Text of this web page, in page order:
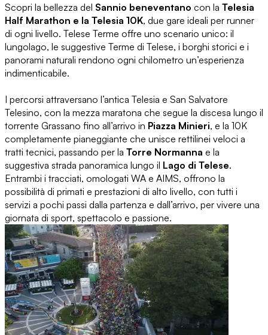
Scopri la bellezza del Sannio beneventano con la Telesia
Half Marathon e la Telesia 10K, due gare ideali per runner
di ogni livello. Telese Terme offre uno scenario unico: il
lungolago, le suggestive Terme di Telese, i borghi storici e i
panorami naturali rendono ogni chilometro un’esperienza
indimenticabile.
I percorsi attraversano l’antica Telesia e San Salvatore
Telesino, con la mezza maratona che segue la discesa lungo il
torrente Grassano fino all’arrivo in Piazza Minieri, e la 10K
completamente pianeggiante che unisce rettilinei veloci a
tratti tecnici, passando per la Torre Normanna e la
suggestiva strada panoramica lungo il Lago di Telese.
Entrambi i tracciati, omologati WA e AIMS, offrono la
possibilità di primati e prestazioni di alto livello, con tutti i
servizi a pochi passi dalla partenza e dall’arrivo, per vivere una
giornata di sport, spettacolo e passione.